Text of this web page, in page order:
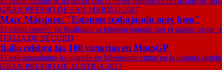
GRAN PREMIO DE SAN MARINO 2017
Marc Márquez: "Estamos trabajando muy bien"
El piloto español ha finalizado la primera jornada con el quinto mejor
ITALIA DE RÉCORD
Italia celebra las 100 victorias en MotoGP
El país transalpino ha logrado en Silverstone entrar en la historia
GRAN PREMIO DE AUSTRIA 2017